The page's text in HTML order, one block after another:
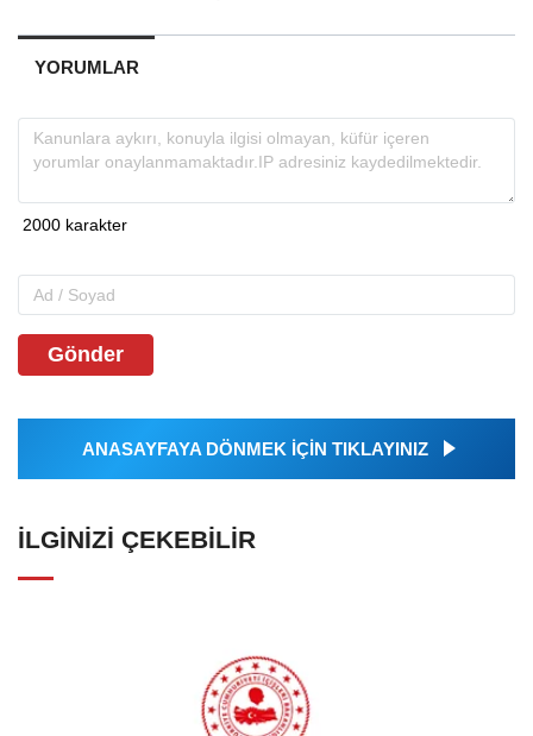
YORUMLAR
Gönder
ANASAYFAYA DÖNMEK İÇİN TIKLAYINIZ
İLGINIZI ÇEKEBILIR